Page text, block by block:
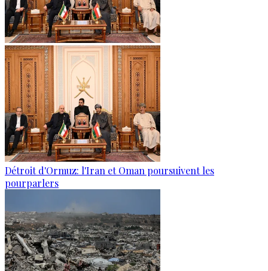
Détroit d'Ormuz: l'Iran et Oman poursuivent les
pourparlers